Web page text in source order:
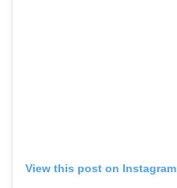
View this post on Instagram